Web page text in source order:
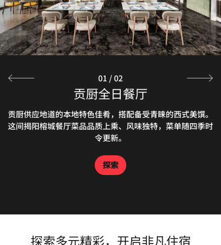
贡厨全日餐厅
贡厨供应地道的本地特色佳肴，搭配备受青睐的西式美馔。
这间揭阳榕城餐厅菜品品质上乘、风味独特，菜单随四季时
令更新。
探索
万豪中餐厅
揭阳万豪中餐厅是一处格调雅致的用餐之所，供应高品质、
美味可口且舒心暖胃的餐食，并提供真诚周到的个性化服
务。
探索
01 /02
探索多元精彩，开启非凡住宿